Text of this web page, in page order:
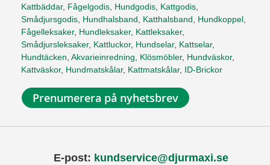
Kattbäddar, Fågelgodis, Hundgodis, Kattgodis,
Smådjursgodis, Hundhalsband, Katthalsband, Hundkoppel,
Fågelleksaker, Hundleksaker, Kattleksaker,
Smådjursleksaker, Kattluckor, Hundselar, Kattselar,
Hundtäcken, Akvarieinredning, Klösmöbler, Hundväskor,
Kattväskor, Hundmatskålar, Kattmatskålar, ID-Brickor
Prenumerera på nyhetsbrev
E-post: kundservice@djurmaxi.se